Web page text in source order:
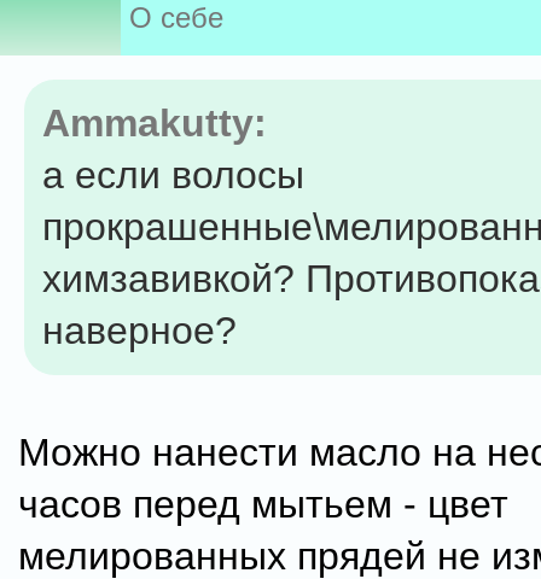
О себе
Ammakutty:
а если волосы
химзавивкой?
наверное?
Можно нанести масло на
часов перед мытьем - цвет
мелированных прядей не